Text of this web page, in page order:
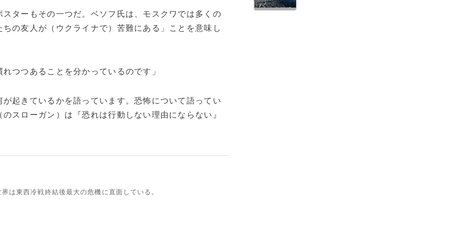
ターもその一つだ。ベソフ氏は、モスクワでは多くの
の友人が（ウクライナで）苦難にある」ことを意味し
つつあることを分かっているのです」
起きているかを語っています。恐怖について語ってい
スローガン）は『恐れは行動しない理由にならない』
は東西冷戦終結後最大の危機に直面している。